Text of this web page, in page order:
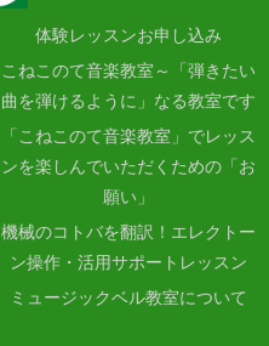
体験レッスンお申し込み
こねこのて音楽教室～「弾きたい
曲を弾けるように」なる教室です
「こねこのて音楽教室」でレッス
ンを楽しんでいただくための「お
願い」
機械のコトバを翻訳！エレクトー
ン操作・活用サポートレッスン
ミュージックベル教室について